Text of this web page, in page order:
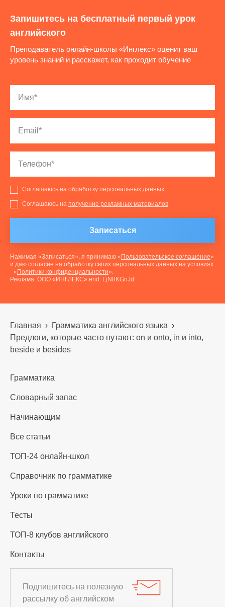
Запишитесь на бесплатный первый урок
английского
Преподаватель онлайн-школы «Инглекс» оценит ваш
уровень знаний и расскажет, как проходит обучение
Соглашаюсь на обработку персональных данных
Соглашаюсь на получение рекламных материалов
Записаться
Нажимая «Записаться», я принимаю « Пользовательское соглашение»
и даю согласие на обработку своих персональных данных на условиях
« Политики конфиденциальности».
Реклама. ООО «ИНГЛЕКС» erid: LjN8KGnJd
Главная › Грамматика английского языка ›
Предлоги, которые часто путают: on и onto, in и into,
beside и besides
Грамматика
Словарный запас
Начинающим
Все статьи
ТОП-24 онлайн-школ
Справочник по грамматике
Уроки по грамматике
Тесты
ТОП-8 клубов английского
Контакты
Подпишитесь на полезную
рассылку об английском